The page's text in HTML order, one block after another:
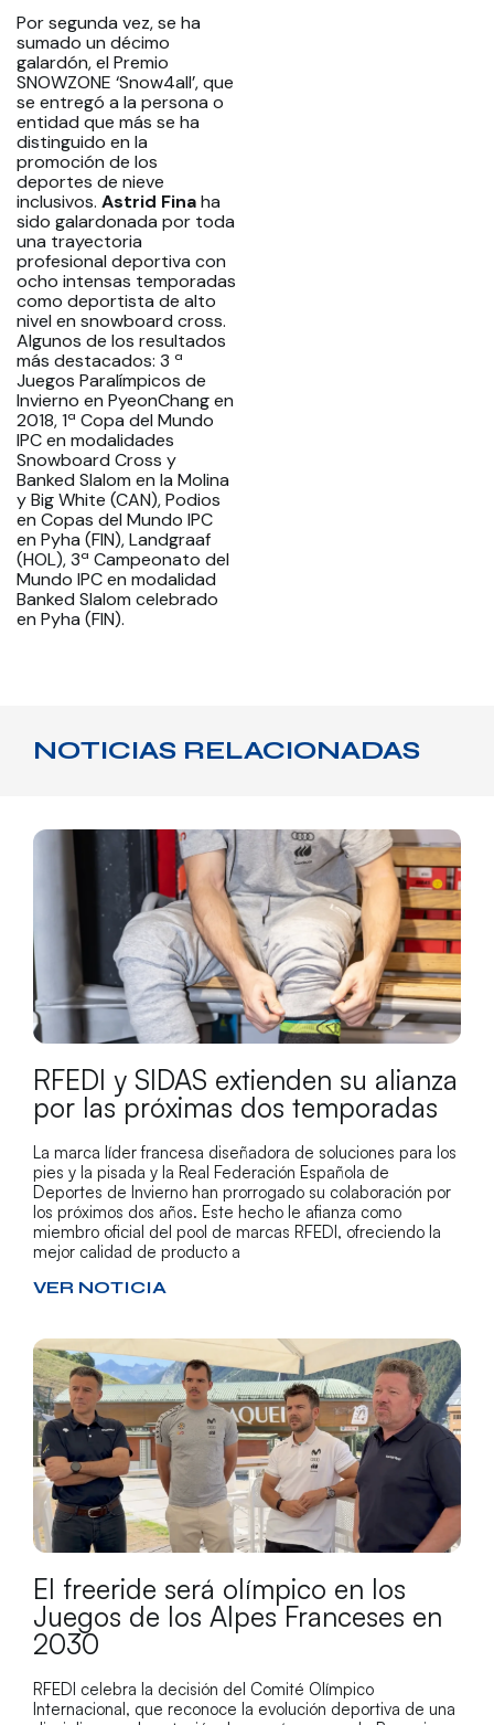
Por segunda vez, se ha
sumado un décimo
galardón, el Premio
SNOWZONE ‘Snow4all’, que
se entregó a la persona o
entidad que más se ha
distinguido en la
promoción de los
deportes de nieve
inclusivos. Astrid Finaha
sido galardonada por toda
una trayectoria
profesional deportiva con
ocho intensas temporadas
como deportista de alto
nivel en snowboard cross.
Algunos de los resultados
más destacados: 3 ª
Juegos Paralímpicos de
Invierno en PyeonChang en
2018, 1ª Copa del Mundo
IPC en modalidades
Snowboard Cross y
Banked Slalom en la Molina
y Big White (CAN), Podios
en Copas del Mundo IPC
en Pyha (FIN), Landgraaf
(HOL), 3ª Campeonato del
Mundo IPC en modalidad
Banked Slalom celebrado
en Pyha (FIN).
NOTICIAS RELACIONADAS
RFEDI y SIDAS extienden su alianza
por las próximas dos temporadas
La marca líder francesa diseñadora de soluciones para los
pies y la pisada y la Real Federación Española de
Deportes de Invierno han prorrogado su colaboración por
los próximos dos años. Este hecho le afianza como
miembro oficial del pool de marcas RFEDI, ofreciendo la
mejor calidad de producto a
VER NOTICIA
El freeride será olímpico en los
Juegos de los Alpes Franceses en
2030
RFEDI celebra la decisión del Comité Olímpico
Internacional, que reconoce la evolución deportiva de una